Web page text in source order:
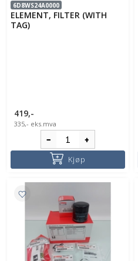
6D8WS24A0000
ELEMENT, FILTER (WITH
TAG)
419,-
335,- eks.mva
Kjøp